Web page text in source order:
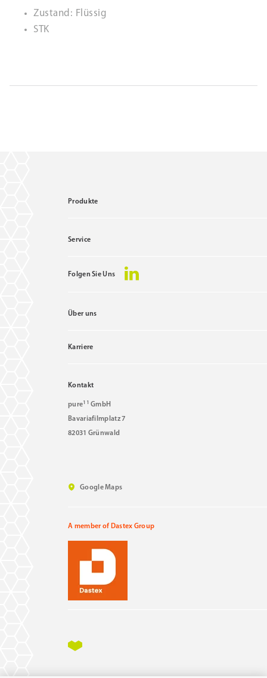
Zustand: Flüssig
STK
Produkte
Service
Folgen Sie Uns
Über uns
Karriere
Kontakt
pure11 GmbH
Bavariafilmplatz 7
82031 Grünwald
Google Maps
A member of Dastex Group